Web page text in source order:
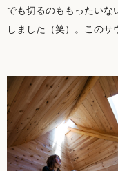
でも切るのももったいな
しました（笑）。このサ